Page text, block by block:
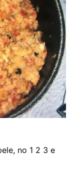
no 1 2 3 e